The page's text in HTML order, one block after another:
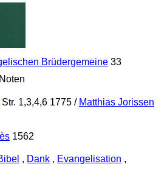
Brüdergemeine33
Noten
1,3,4,6 1775 / Matthias Jorissen
1562
, Dank, Evangelisation ,